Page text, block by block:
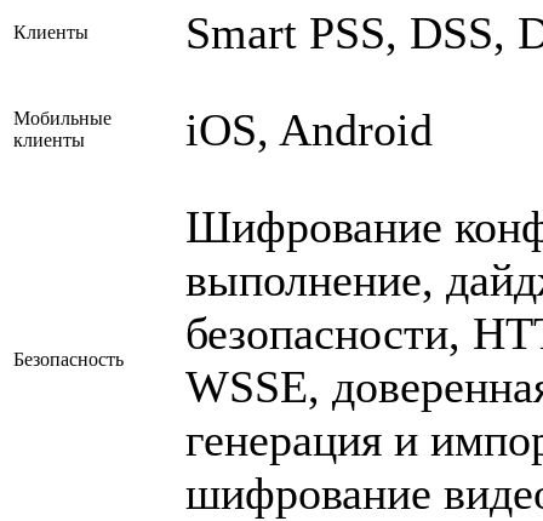
Клиенты Smart PSS, DSS,
Мобильные
клиенты
iOS, Android
Безопасность
Шифрование
выполнение,
безопасности,
WSSE,
генерация и
шифрование